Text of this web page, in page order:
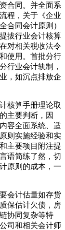
合同。并全面系
程，关于《企业
合同会计原则）
拔行业会计核算
对相关税收法令
使用。首批分行
行业会计轨制，
，如沉点排放企
核算手册理论取
主要判断，因
容全面系统、适
则实施经验和实
主要项目附注提
语简练了然，切
原则的成本，一
会计估量如存货
保估计欠债，房
协同复杂等特
司和相关会计师